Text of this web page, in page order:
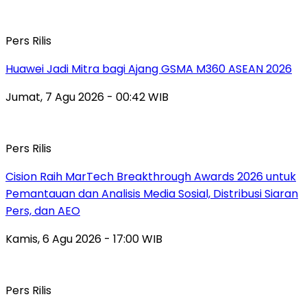
Pers Rilis
Huawei Jadi Mitra bagi Ajang GSMA M360 ASEAN 2026
Jumat, 7 Agu 2026 - 00:42 WIB
Pers Rilis
Cision Raih MarTech Breakthrough Awards 2026 untuk
Pemantauan dan Analisis Media Sosial, Distribusi Siaran
Pers, dan AEO
Kamis, 6 Agu 2026 - 17:00 WIB
Pers Rilis